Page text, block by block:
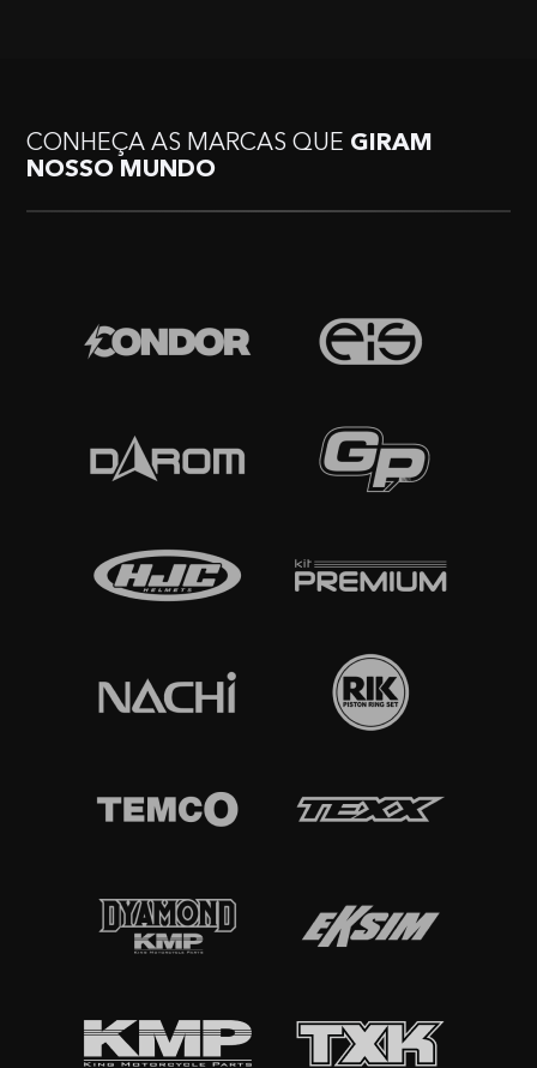
CONHEÇA AS MARCAS QUE GIRAM
NOSSO MUNDO